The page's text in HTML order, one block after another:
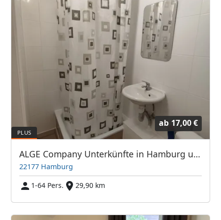
ab 17,00 €
ALGE Company Unterkünfte in Hamburg und Umgebung
22177 Hamburg
1-64 Pers.
29,90 km